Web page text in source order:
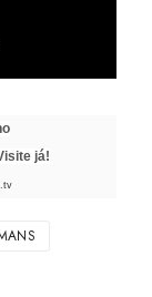
já!